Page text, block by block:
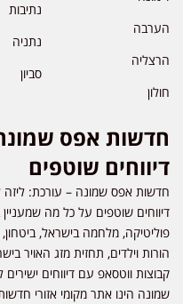
הערבה
הרצליה
חולון
נתיבות
נתניה
סביון
דיווחים שוטפים
חדשות אפס שמונה – עורכת: ליזה
דיווחים שוטפים על כל מה
פוליטיקה, מלחמה בישראל,
הורות וילדים, תחזית מזג האויר
קבוצות ווטסאפ עם דיווחים
שמונה הינו אתר מקומי אזורי